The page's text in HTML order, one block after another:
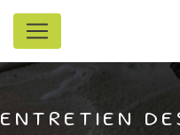
Panneau de gestion des
ENTRETIEN